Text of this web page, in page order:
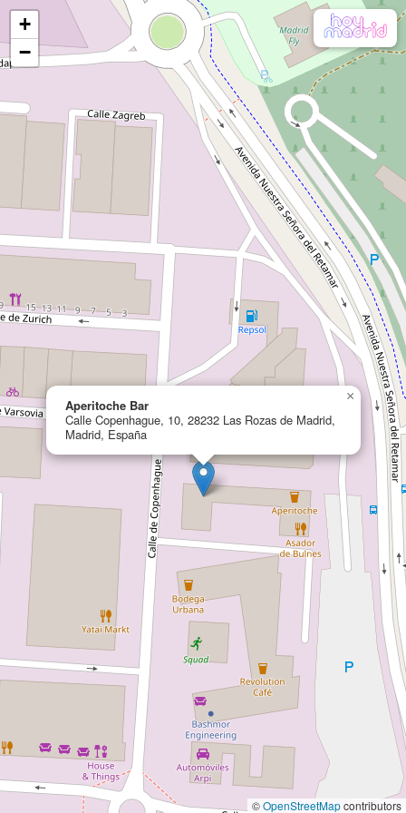
Aperitoche Bar
Calle Copenhague, 10, 28232 Las Rozas de Madrid,
Madrid, España
×
+
−
©OpenStreetMapcontributors